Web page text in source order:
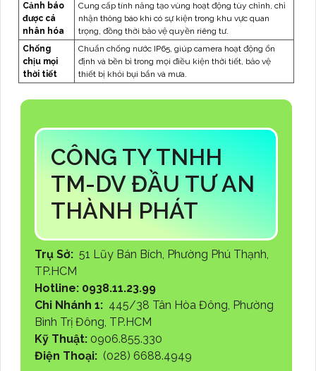
Cảnh báo
được cá
nhân hóa
Cung cấp tính năng tạo vùng hoạt động tùy chỉnh, chỉ
nhận thông báo khi có sự kiện trong khu vực quan
trọng, đồng thời bảo vệ quyền riêng tư.
Chống
chịu mọi
thời tiết
Chuẩn chống nước IP65, giúp camera hoạt động ổn
định và bền bỉ trong mọi điều kiện thời tiết, bảo vệ
thiết bị khỏi bụi bẩn và mưa.
CÔNG TY TNHH
TM-DV ĐẦU TƯ AN
THÀNH PHÁT
Trụ Sở: 51 Lũy Bán Bích, Phường Phú Thạnh,
TP.HCM
Hotline: 0938.11.23.99
Chi Nhánh 1: 445/38 Tân Hòa Đông, Phường
Bình Trị Đông, TP.HCM
Kỹ Thuật: 0906.855.330
Điện Thoại: (028) 6688.4949